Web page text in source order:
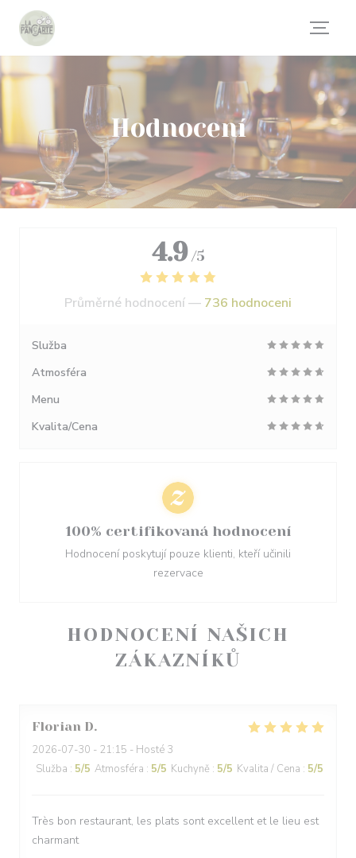
Panel pro správu cookies
Hodnocení
HODNOCENÍ NAŠICH
ZÁKAZNÍKŮ
Florian D
2026-07-30 - 21:15 - Hosté 3
Služba : 5/5 Atmosféra : 5/5 Kuchyně : 5/5 Kvalita / Cena : 5/5
Très bon restaurant, les plats sont excellent et le lieu est
charmant
4.9 /5
Průměrné hodnocení — 736 hodnoceni
Služba
Atmosféra
Menu
Kvalita/Cena
100% certifikovaná hodnocení
Hodnocení poskytují pouze klienti, kteří učinili
rezervace